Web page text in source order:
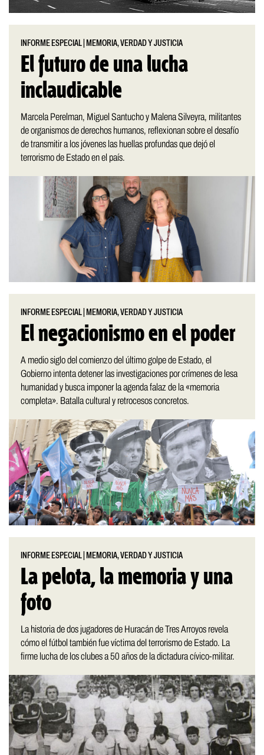
INFORME ESPECIAL MEMORIA, VERDAD Y JUSTICIA
El futuro de una lucha
inclaudicable
Marcela Perelman, Miguel Santucho y Malena Silveyra, militantes
de organismos de derechos humanos, reflexionan sobre el desafío
de transmitir a los jóvenes las huellas profundas que dejó el
terrorismo de Estado en el país.
INFORME ESPECIAL MEMORIA, VERDAD Y JUSTICIA
El negacionismo en el poder
A medio siglo del comienzo del último golpe de Estado, el
Gobierno intenta detener las investigaciones por crímenes de lesa
humanidad y busca imponer la agenda falaz de la «memoria
completa». Batalla cultural y retrocesos concretos.
INFORME ESPECIAL MEMORIA, VERDAD Y JUSTICIA
La pelota, la memoria y una
foto
La historia de dos jugadores de Huracán de Tres Arroyos revela
cómo el fútbol también fue víctima del terrorismo de Estado. La
firme lucha de los clubes a 50 años de la dictadura cívico-militar.